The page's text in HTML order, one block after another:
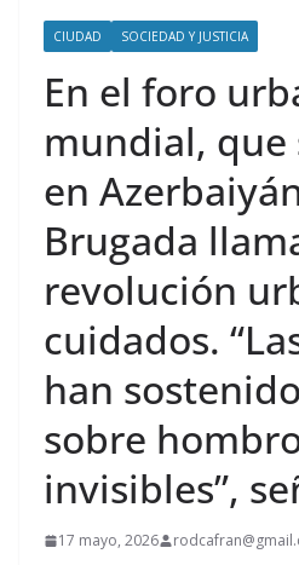
CIUDAD SOCIEDAD Y JUSTICIA
En el foro
mundial, que
en
Brugada
revolución
cuidados.
han
sobre
invisibles”,
17 mayo, 2026